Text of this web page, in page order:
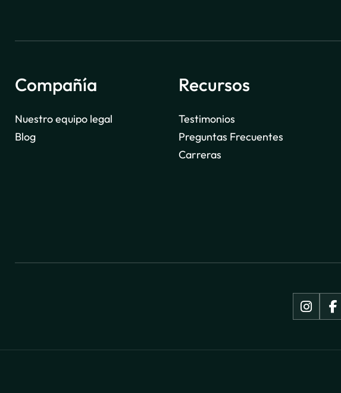
Compañía
Nuestro equipo legal
Blog
Recursos
Testimonios
Preguntas Frecuentes
Carreras